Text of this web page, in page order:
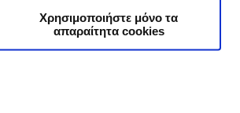
Χρησιμοποιήστε μόνο τα
απαραίτητα cookies